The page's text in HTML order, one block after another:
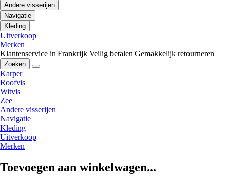
Andere visserijen
Navigatie
Kleding
Uitverkoop
Merken
Klantenservice in Frankrijk Veilig betalen Gemakkelijk retourneren
Zoeken
Karper
Roofvis
Witvis
Zee
Andere visserijen
Navigatie
Kleding
Uitverkoop
Merken
Toevoegen aan winkelwagen...